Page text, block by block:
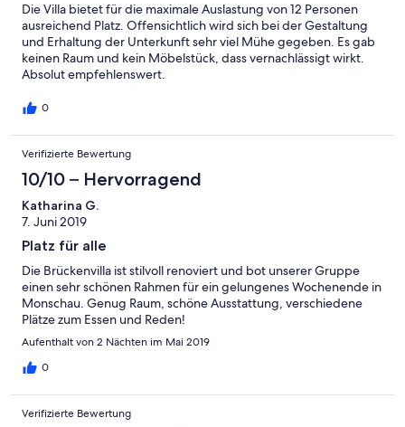
Die Villa bietet für die maximale Auslastung von 12 Personen
ausreichend Platz. Offensichtlich wird sich bei der Gestaltung
und Erhaltung der Unterkunft sehr viel Mühe gegeben. Es gab
keinen Raum und kein Möbelstück, dass vernachlässigt wirkt.
Absolut empfehlenswert.
0
Verifizierte Bewertung
10/10 – Hervorragend
Katharina G.
7. Juni 2019
Platz für alle
Die Brückenvilla ist stilvoll renoviert und bot unserer Gruppe
einen sehr schönen Rahmen für ein gelungenes Wochenende in
Monschau. Genug Raum, schöne Ausstattung, verschiedene
Plätze zum Essen und Reden!
Aufenthalt von 2 Nächten im Mai 2019
0
Verifizierte Bewertung